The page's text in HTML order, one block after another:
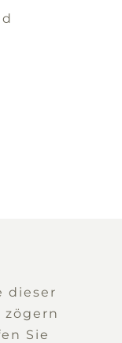
dieser
zögern
Sie